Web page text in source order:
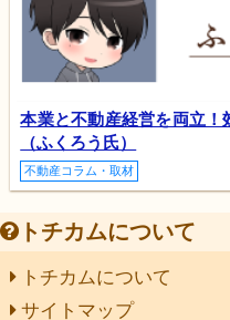
本業と不動産経営を両立
（ふくろう氏）
不動産コラム・取材
トチカムについて
トチカムについて
サイトマップ